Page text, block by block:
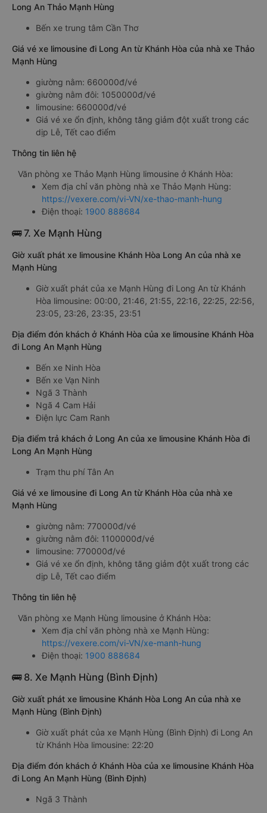
Long An Thảo Mạnh Hùng
Bến xe trung tâm Cần Thơ
Giá vé xe limousine đi Long An từ Khánh Hòa của nhà xe Thảo
Mạnh Hùng
giường nằm: 660000đ/vé
giường nằm đôi: 1050000đ/vé
limousine: 660000đ/vé
Giá vé xe ổn định, không tăng giảm đột xuất trong các
dịp Lễ, Tết cao điểm
Thông tin liên hệ
Văn phòng xe Thảo Mạnh Hùng limousine ở Khánh Hòa:
Xem địa chỉ văn phòng nhà xe Thảo Mạnh Hùng:
https://vexere.com/vi-VN/xe-thao-manh-hung
Điện thoại: 1900 888684
🚌 7. Xe Mạnh Hùng
Giờ xuất phát xe limousine Khánh Hòa Long An của nhà xe
Mạnh Hùng
Giờ xuất phát của xe Mạnh Hùng đi Long An từ Khánh
Hòa limousine: 00:00, 21:46, 21:55, 22:16, 22:25, 22:56,
23:05, 23:26, 23:35, 23:51
Địa điểm đón khách ở Khánh Hòa của xe limousine Khánh Hòa
đi Long An Mạnh Hùng
Bến xe Ninh Hòa
Bến xe Vạn Ninh
Ngã 3 Thành
Ngã 4 Cam Hải
Điện lực Cam Ranh
Địa điểm trả khách ở Long An của xe limousine Khánh Hòa đi
Long An Mạnh Hùng
Trạm thu phí Tân An
Giá vé xe limousine đi Long An từ Khánh Hòa của nhà xe
Mạnh Hùng
giường nằm: 770000đ/vé
giường nằm đôi: 1100000đ/vé
limousine: 770000đ/vé
Giá vé xe ổn định, không tăng giảm đột xuất trong các
dịp Lễ, Tết cao điểm
Thông tin liên hệ
Văn phòng xe Mạnh Hùng limousine ở Khánh Hòa:
Xem địa chỉ văn phòng nhà xe Mạnh Hùng:
https://vexere.com/vi-VN/xe-manh-hung
Điện thoại: 1900 888684
🚌 8. Xe Mạnh Hùng (Bình Định)
Giờ xuất phát xe limousine Khánh Hòa Long An của nhà xe
Mạnh Hùng (Bình Định)
Giờ xuất phát của xe Mạnh Hùng (Bình Định) đi Long An
từ Khánh Hòa limousine: 22:20
Địa điểm đón khách ở Khánh Hòa của xe limousine Khánh Hòa
đi Long An Mạnh Hùng (Bình Định)
Ngã 3 Thành